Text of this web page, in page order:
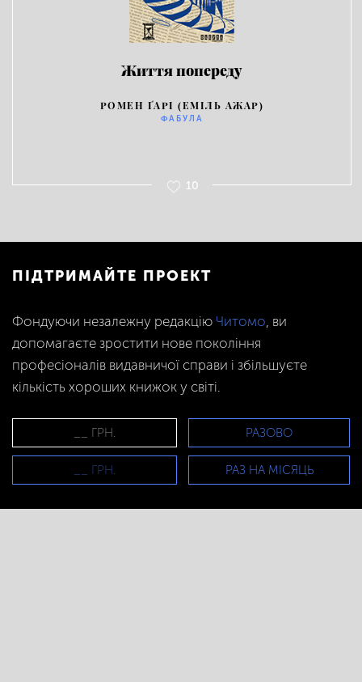
Життя попереду
РОМЕН ҐАРІ (ЕМІЛЬ АЖАР)
ФАБУЛА
10
ПІДТРИМАЙТЕ ПРОЕКТ
Фондуючи незалежну редакцію Читомо, ви
допомагаєте зростити нове покоління
професіоналів видавничої справи і збільшуєте
кількість хороших книжок у світі.
РАЗОВО
РАЗ НА МІСЯЦЬ